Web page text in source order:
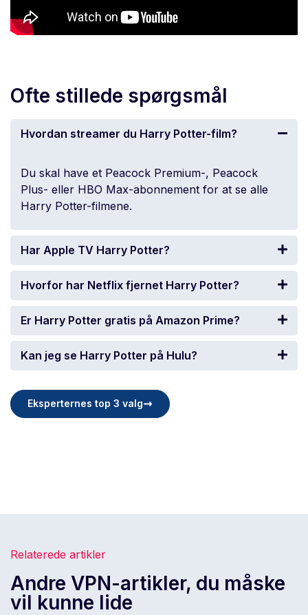
Ofte stillede spørgsmål
Hvordan streamer du Harry Potter-film?
Du skal have et Peacock Premium-, Peacock
Plus- eller HBO Max-abonnement for at se alle
Harry Potter-filmene.
Har Apple TV Harry Potter?
Hvorfor har Netflix fjernet Harry Potter?
Er Harry Potter gratis på Amazon Prime?
Kan jeg se Harry Potter på Hulu?
Eksperternes top 3 valg
Relaterede artikler
Andre VPN-artikler, du måske
vil kunne lide